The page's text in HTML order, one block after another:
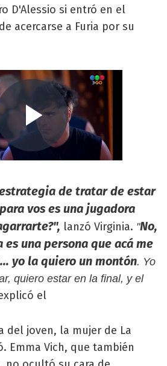
D'Alessio si entró en el
acercarse a Furia por su
de tratar de estar
vos es una jugadora
lanzó Virginia. "No,
es una persona que acá me
yo la quiero un montón. Yo
quiero estar en la final, y el
el
del joven, la mujer de La
Emma Vich, que también